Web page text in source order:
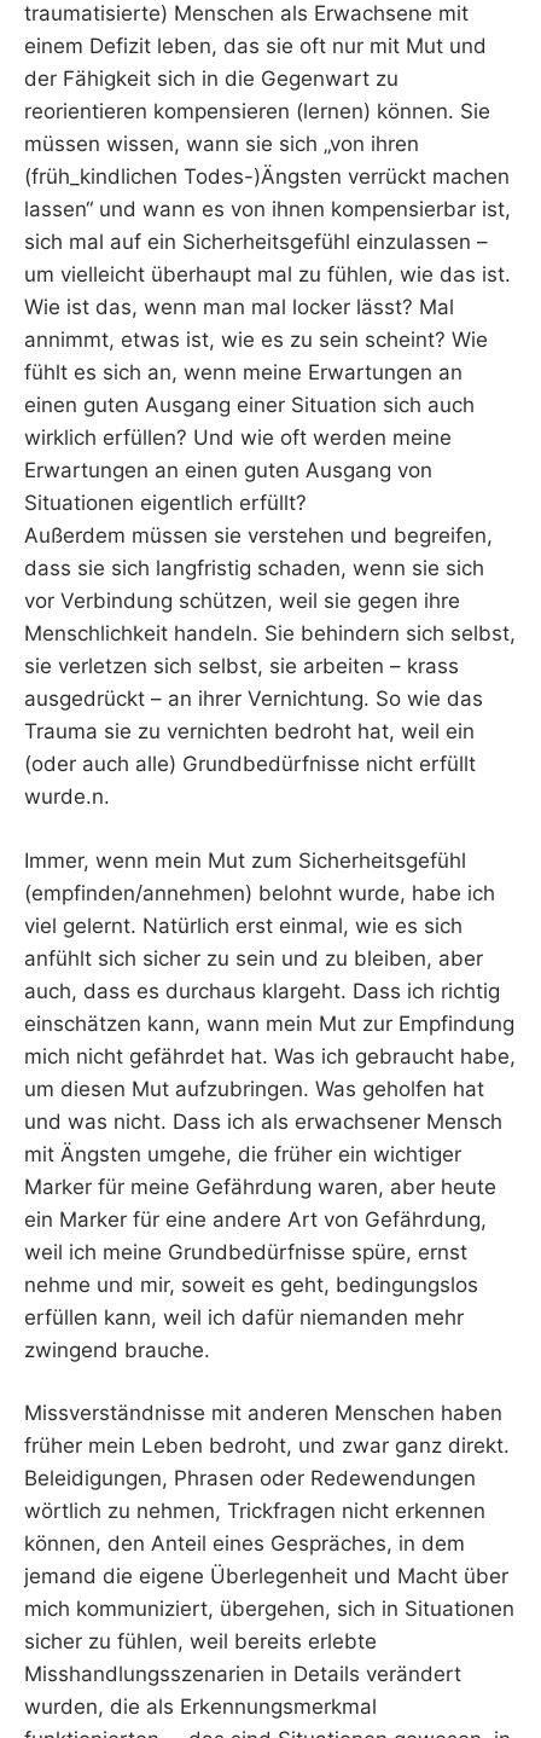
traumatisierte) Menschen als Erwachsene mit
einem Defizit leben, das sie oft nur mit Mut und
der Fähigkeit sich in die Gegenwart zu
reorientieren kompensieren (lernen) können. Sie
müssen wissen, wann sie sich „von ihren
(früh_kindlichen Todes-)Ängsten verrückt machen
lassen“ und wann es von ihnen kompensierbar ist,
sich mal auf ein Sicherheitsgefühl einzulassen –
um vielleicht überhaupt mal zu fühlen, wie das ist.
Wie ist das, wenn man mal locker lässt? Mal
annimmt, etwas ist, wie es zu sein scheint? Wie
fühlt es sich an, wenn meine Erwartungen an
einen guten Ausgang einer Situation sich auch
wirklich erfüllen? Und wie oft werden meine
Erwartungen an einen guten Ausgang von
Situationen eigentlich erfüllt?
Außerdem müssen sie verstehen und begreifen,
dass sie sich langfristig schaden, wenn sie sich
vor Verbindung schützen, weil sie gegen ihre
Menschlichkeit handeln. Sie behindern sich selbst,
sie verletzen sich selbst, sie arbeiten – krass
ausgedrückt – an ihrer Vernichtung. So wie das
Trauma sie zu vernichten bedroht hat, weil ein
(oder auch alle) Grundbedürfnisse nicht erfüllt
wurde.n.
Immer, wenn mein Mut zum Sicherheitsgefühl
(empfinden/annehmen) belohnt wurde, habe ich
viel gelernt. Natürlich erst einmal, wie es sich
anfühlt sich sicher zu sein und zu bleiben, aber
auch, dass es durchaus klargeht. Dass ich richtig
einschätzen kann, wann mein Mut zur Empfindung
mich nicht gefährdet hat. Was ich gebraucht habe,
um diesen Mut aufzubringen. Was geholfen hat
und was nicht. Dass ich als erwachsener Mensch
mit Ängsten umgehe, die früher ein wichtiger
Marker für meine Gefährdung waren, aber heute
ein Marker für eine andere Art von Gefährdung,
weil ich meine Grundbedürfnisse spüre, ernst
nehme und mir, soweit es geht, bedingungslos
erfüllen kann, weil ich dafür niemanden mehr
zwingend brauche.
Missverständnisse mit anderen Menschen haben
früher mein Leben bedroht, und zwar ganz direkt.
Beleidigungen, Phrasen oder Redewendungen
wörtlich zu nehmen, Trickfragen nicht erkennen
können, den Anteil eines Gespräches, in dem
jemand die eigene Überlegenheit und Macht über
mich kommuniziert, übergehen, sich in Situationen
sicher zu fühlen, weil bereits erlebte
Misshandlungsszenarien in Details verändert
wurden, die als Erkennungsmerkmal